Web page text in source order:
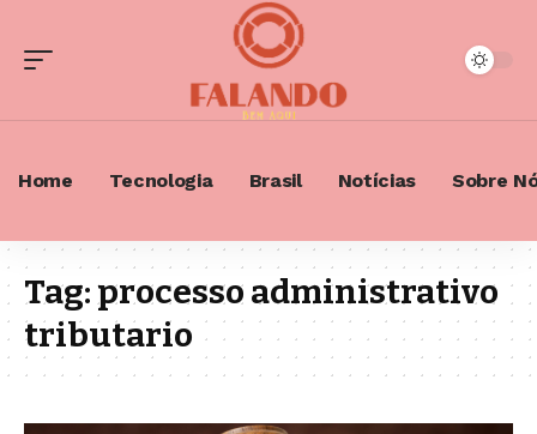
Home Tecnologia Brasil Notícias Sobre
Tag:processo administrativo
tributario